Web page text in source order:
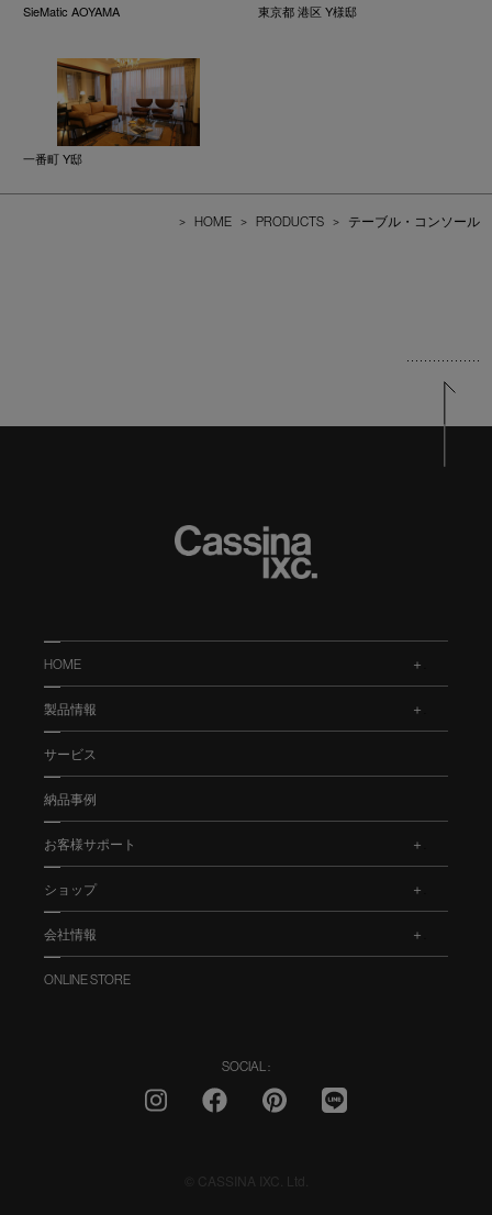
SieMatic AOYAMA 東京都 港区 Y様邸
一番町 Y邸
> HOME > PRODUCTS > テーブル・コンソール
HOME
製品情報
サービス
納品事例
お客様サポート
ショップ
会社情報
ONLINE STORE
SOCIAL :
© CASSINA IXC. Ltd.